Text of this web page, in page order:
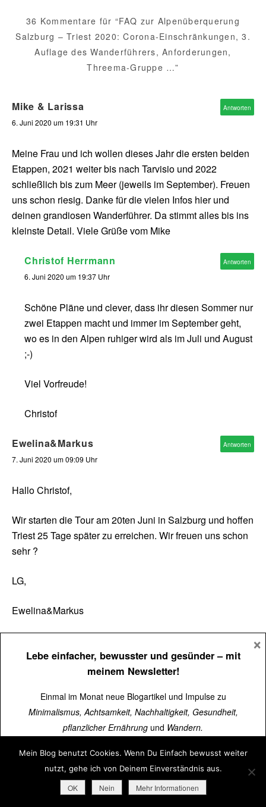
36 Kommentare für “FAQ zur Alpenüberquerung
Salzburg – Triest 2020: Corona-Einschränkungen, 3.
Auflage des Wanderführers, Anforderungen,
Threema-Gruppe …”
Mike & Larissa
6. Juni 2020 um 19:31 Uhr
Meine Frau und ich wollen dieses Jahr die ersten beiden
Etappen, 2021 weiter bis nach Tarvisio und 2022
schließlich bis zum Meer (jeweils im September). Freuen
uns schon riesig. Danke für die vielen Infos hier und
deinen grandiosen Wanderführer. Da stimmt alles bis ins
kleinste Detail. Viele Grüße vom Mike
Antworten
Christof Herrmann
6. Juni 2020 um 19:37 Uhr
Schöne Pläne und clever, dass ihr diesen Sommer nur
zwei Etappen macht und immer im September geht,
wo es in den Alpen ruhiger wird als im Juli und August
;-)
Viel Vorfreude!
Christof
Antworten
Ewelina&Markus
7. Juni 2020 um 09:09 Uhr
Hallo Christof,
Wir starten die Tour am 20ten Juni in Salzburg und hoffen
Triest 25 Tage später zu erreichen. Wir freuen uns schon
sehr ?
LG,
Ewelina&Markus
Antworten
7. Juni 2020 um 09:11 Uhr
wünsche Euch schon mal viel Freude unterwegs.
Habt Ihr die komplette Tour durchgebucht?
Mein Blog benutzt Cookies. Wenn Du Einfach bewusst weiter
nutzt, gehe ich von Deinem Einverständnis aus.
OK Nein Mehr Informationen
Lebe einfacher, bewusster und gesünder– mit
meinem Newsletter!
Einmal im Monat neue Blogartikel und Impulse zu
Minimalismus, Achtsamkeit, Nachhaltigkeit, Gesundheit,
pflanzlicher Ernährung und Wandern.
Über15.000 Menschen lesen schon mit.
➜Jetzt kostenlos abonnieren
×